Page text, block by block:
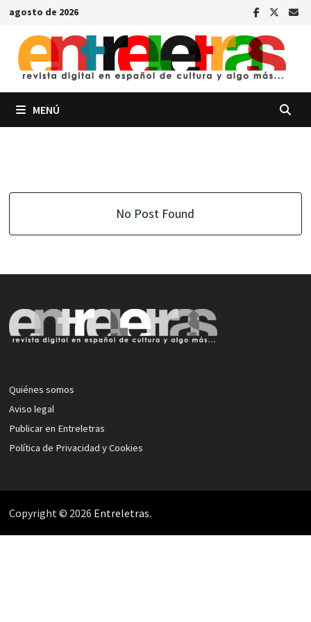
Saltar
contenido
agosto de 2026
MENÚ
No Post Found
Quiénes somos
Aviso legal
Publicar en Entreletras
Política de Privacidad y Cookies
Copyright © 2026 Entreletras.